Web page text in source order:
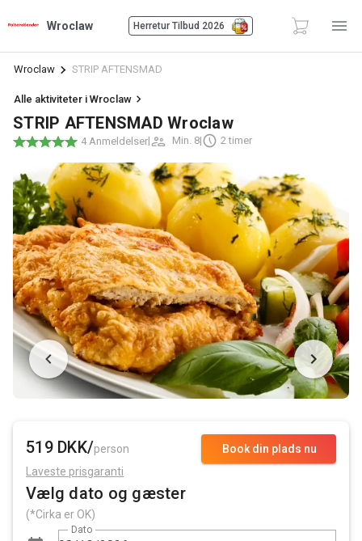
Wroclaw Herretur Tilbud 2026
Wroclaw STRIP AFTENSMAD
Alle aktiviteter i Wroclaw
STRIP AFTENSMAD Wroclaw
4 Anmeldelser| Min. 8| 2 timer
Book din plads nu
519 DKK/person
Laveste prisgaranti
Vælg dato og gæster
(*Cirka er OK)
Dato